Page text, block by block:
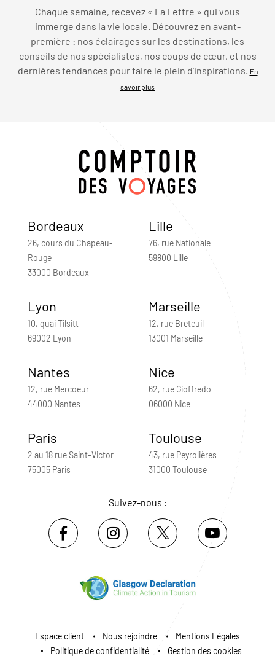
Chaque semaine, recevez « La Lettre » qui vous
immerge dans la vie locale. Découvrez en avant-
première : nos éclairages sur les destinations, les
conseils de nos spécialistes, nos coups de cœur, et nos
dernières tendances pour faire le plein d’inspirations.
En
savoir plus
Bordeaux
26, cours du Chapeau-
Rouge
33000 Bordeaux
Lille
76, rue Nationale
59800 Lille
Lyon
10, quai Tilsitt
69002 Lyon
Marseille
12, rue Breteuil
13001 Marseille
Nantes
12, rue Mercoeur
44000 Nantes
Nice
62, rue Gioffredo
06000 Nice
Paris
2 au 18 rue Saint-Victor
75005 Paris
Toulouse
43, rue Peyrolières
31000 Toulouse
Suivez-nous :
Espace client Nous rejoindre
Mentions Légales
Politique de confidentialité
Gestion des cookies